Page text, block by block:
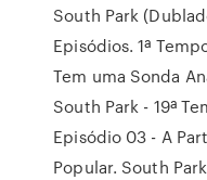
South Park
Episódios. 1ª
Tem uma Sonda
South Park - 19ª
Episódio 03 - A
Popular. South